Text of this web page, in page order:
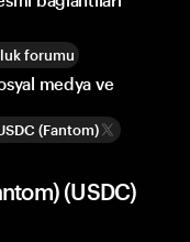
forumu
medya ve
(Fantom)
(USDC)